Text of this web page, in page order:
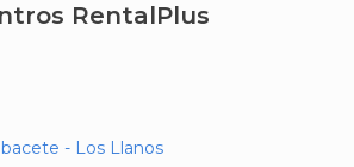
RentalPlus
- Los Llanos